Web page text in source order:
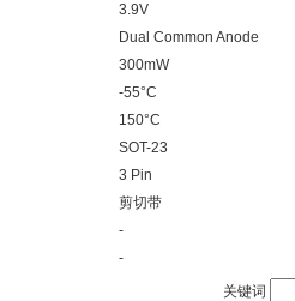
3.9V
Dual Common Anode
300mW
-55°C
150°C
SOT-23
3 Pin
剪切带
-
-
关键词